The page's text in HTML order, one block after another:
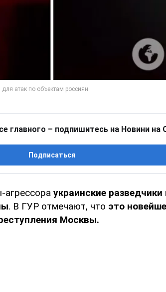
главного – подпишитесь на Новини на
Подписаться
агрессора украинские
. В ГУР отмечают, что это
Москвы.